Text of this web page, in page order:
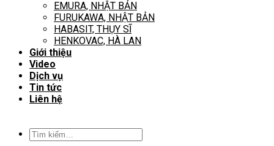
EMURA, NHẬT BẢN
FURUKAWA, NHẬT BẢN
HABASIT, THỤY SĨ
HENKOVAC, HÀ LAN
Giới thiệu
Video
Dịch vụ
Tin tức
Liên hệ
Tìm